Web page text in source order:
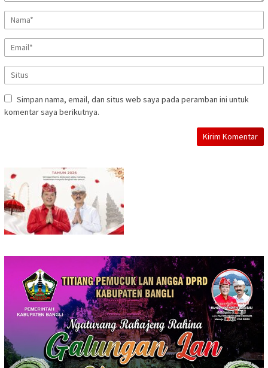
Simpan nama, email, dan situs web saya pada peramban ini untuk
komentar saya berikutnya.